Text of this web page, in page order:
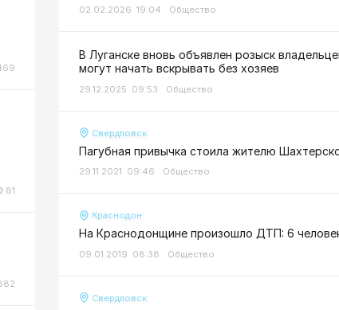
81
02.02.2026 19:04 Общество
В Луганске вновь объявлен розыск
могут начать вскрывать без хозяев
29.12.2025 09:53 Общество
Свердловск
Пагубная привычка стоила жителю
29.11.2021 09:46 Общество
Краснодон
На Краснодонщине произошло ДТП: 6
09.01.2019 08:38 Общество
Свердловск